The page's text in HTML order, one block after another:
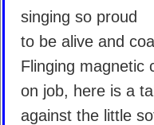
singing so proud
to be alive and
Flinging magnetic
on job, here is a
against the little